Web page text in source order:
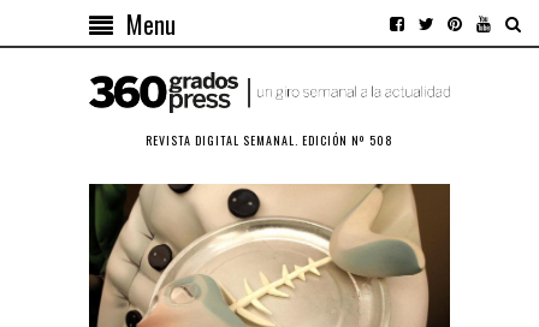
Menu
REVISTA DIGITAL SEMANAL. EDICIÓN Nº 508